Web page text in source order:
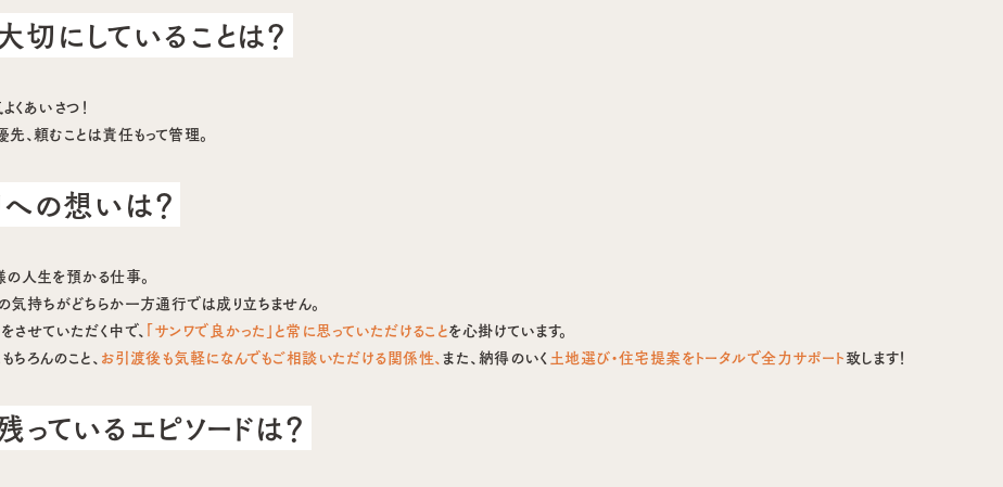
切にしていることは？
くあいさつ！
、頼むことは責任もって管理。
への想いは？
の人生を預かる仕事。
気持ちがどちらか一方通行では成り立ちません。
させていただく中で、「サンワで良かった」と常に思っていただけることを心掛けています。
ろんのこと、 お引渡後も気軽になんでもご相談いただける関係性、また、納得のいく 土地選び・住宅提案をトータルで全力サポート致します！
っているエピソードは？